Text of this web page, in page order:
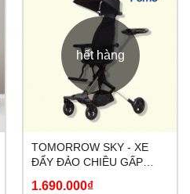
hết hàng
TOMORROW SKY - XE
ĐẨY ĐẢO CHIỀU GẤP
1.690.000₫